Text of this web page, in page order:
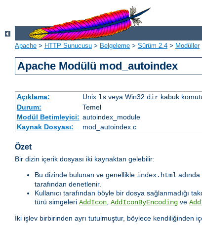
Apache > HTTP Sunucusu > Belgeleme > Sürüm 2.4 > Modüller
Apache Modülü mod_autoindex
Açıklama: Unix lsveya Win32 dirkabuk
Durum:
Temel
Modül Betimleyici: autoindex_module
Kaynak Dosyası:
mod_autoindex.c
Özet
Bir dizin içerik dosyası iki kaynaktan gelebilir:
Bu dizinde bulunan ve genellikle index.html
tarafından denetlenir.
Kullanıcı tarafından böyle bir dosya sağlanmadığı
türü simgeleri AddIcon, AddIconByEncoding ve
İki işlev birbirinden ayrı tutulmuştur, böylece kendiliğinden